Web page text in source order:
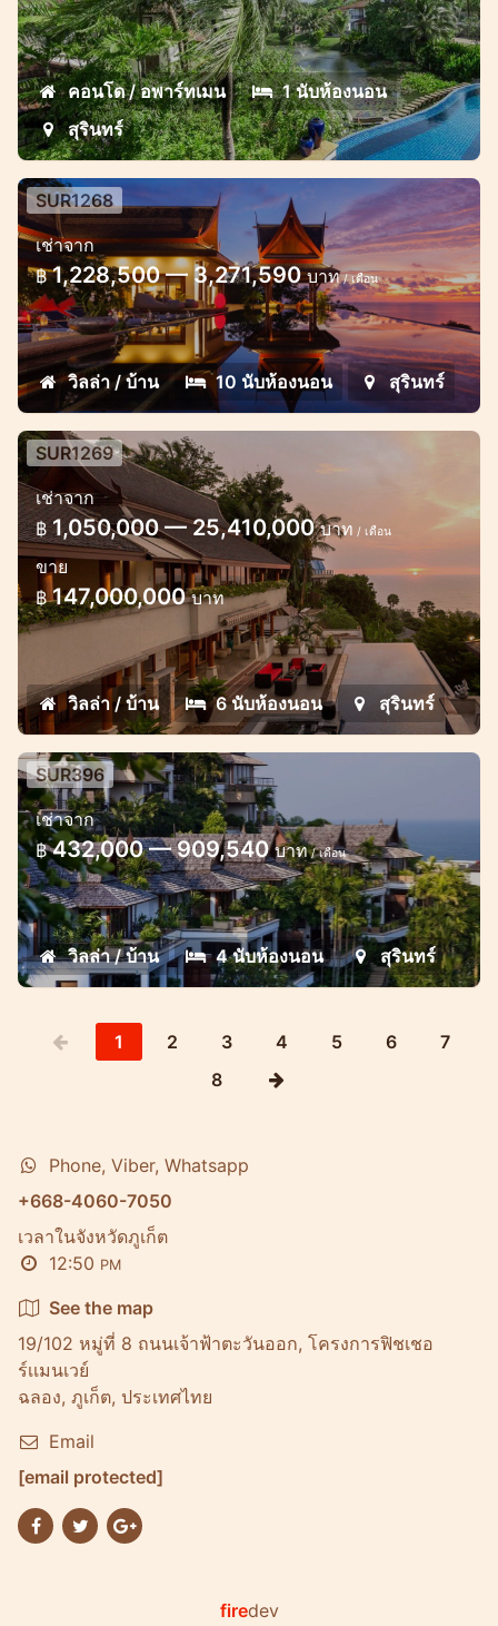
คอนโดดูเพล็กซ์มีสไตล์ที่น่าตื่นตาตื่นใจในเอสเต
ทสุรินทร์
คอนโด / อพาร์ทเมน
1 นับห้องนอน
สุรินทร์
10 Bedroom Villa in Surin
SUR1268
เช่าจาก
฿ 1,228,500 — 3,271,590บาท/ เดือน
วิลล่า / บ้าน 10 นับห้องนอน สุรินทร์
6 Bedroom Villa in Surin
Modern 6 Bedroom Panoramic Sea View
Villa in Surin Phuket Thailand
SUR1269
เช่าจาก
฿ 1,050,000 — 25,410,000บาท / เดือน
ขาย
฿ 147,000,000บาท
วิลล่า / บ้าน 6 นับห้องนอน สุรินทร์
4 Bedroom Ayara Villa
Luxury sea view villa in Surin
SUR396
เช่าจาก
฿ 432,000 — 909,540บาท/ เดือน
วิลล่า / บ้าน 4 นับห้องนอน สุรินทร์
1 2 3 4 5 6
7
8
Phone, Viber, Whatsapp
+668-4060-7050
เวลาในจังหวัดภูเก็ต
12:50 PM
See the map
19/102 หมู่ที่ 8 ถนนเจ้าฟ้าตะวันออก, โครงการฟิชเชอ
ร์เเมนเวย์
ฉลอง, ภูเก็ต, ประเทศไทย
Email
[email protected]
firedev